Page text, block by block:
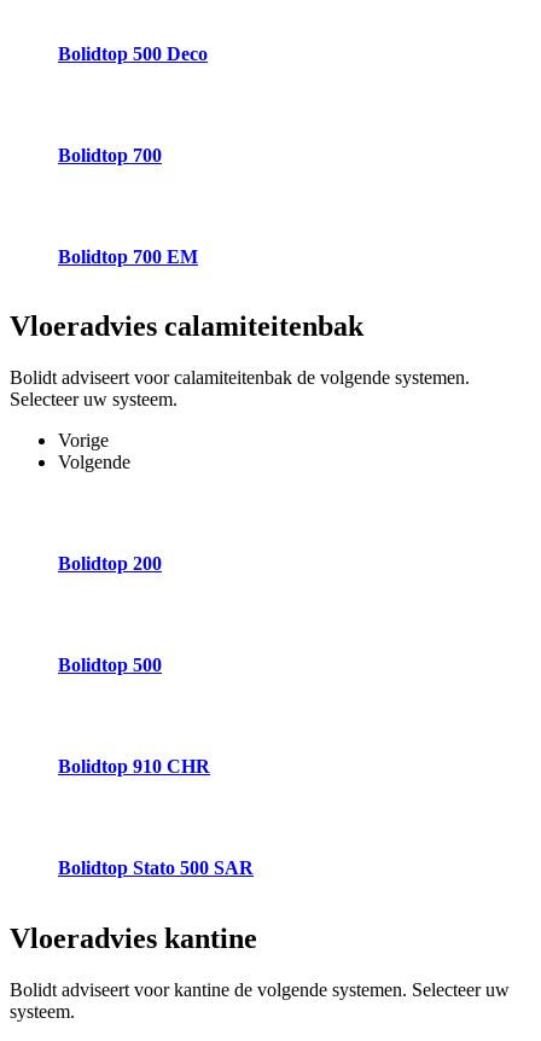
Bolidtop 500 Deco
Bolidtop 700
Bolidtop 700 EM
Vloeradvies calamiteitenbak
Bolidt adviseert voor calamiteitenbak de volgende systemen.
Selecteer uw systeem.
Vorige
Volgende
Bolidtop 200
Bolidtop 500
Bolidtop 910 CHR
Bolidtop Stato 500 SAR
Vloeradvies kantine
Bolidt adviseert voor kantine de volgende systemen. Selecteer uw
systeem.